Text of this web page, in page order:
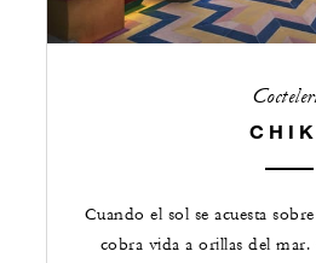
Cuando el sol se acuesta
cobra vida a orillas del